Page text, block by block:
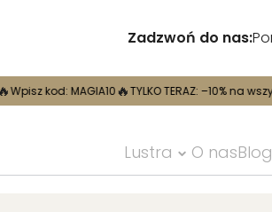
Zadzwoń do nas:
🔥TYLKO TERAZ: –10% na wszystko i
Lustra O nasBlog